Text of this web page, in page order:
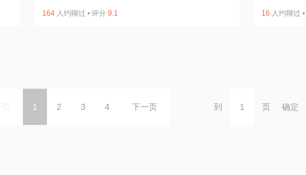
164 人约聊过 • 评分 9.1 16 人约聊过 •
1 2 3 4 下一页 到 页 确定